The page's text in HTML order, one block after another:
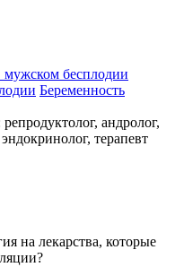
бесплодии
Беременность
андролог,
терапевт
на лекарства, которые